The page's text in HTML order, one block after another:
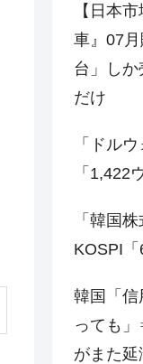
【日本
車』07
台」し
だけ
「ドル
「1,422
「韓国
KOSPI「
韓国「信
っても
がまた延